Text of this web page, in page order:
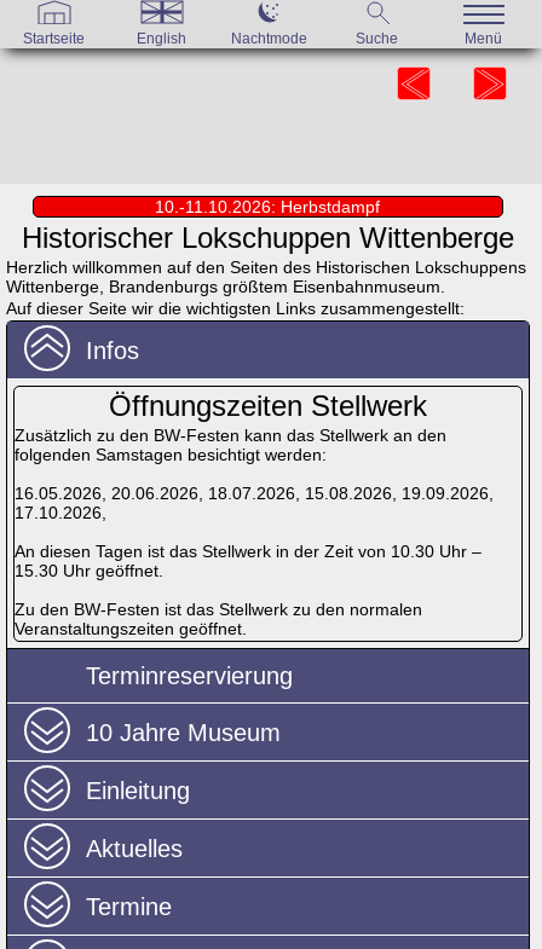
Startseite English Nachtmode Suche Menü
10.-11.10.2026: Herbstdampf
Historischer Lokschuppen Wittenberge
Herzlich willkommen auf den Seiten des Historischen Lokschuppens
Wittenberge, Brandenburgs größtem Eisenbahnmuseum.
Auf dieser Seite wir die wichtigsten Links zusammengestellt:
Infos
Öffnungszeiten Stellwerk
Zusätzlich zu den BW-Festen kann das Stellwerk an den
folgenden Samstagen besichtigt werden:
16.05.2026, 20.06.2026, 18.07.2026, 15.08.2026, 19.09.2026,
17.10.2026,
An diesen Tagen ist das Stellwerk in der Zeit von 10.30 Uhr –
15.30 Uhr geöffnet.
Zu den BW-Festen ist das Stellwerk zu den normalen
Veranstaltungszeiten geöffnet.
Terminreservierung
10 Jahre Museum
Einleitung
Aktuelles
Termine